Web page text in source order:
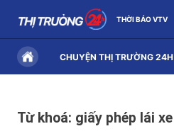
THỜI BÁO VTV
CHUYỆN THỊ TRƯỜNG 24H
Từ khoá: giấy phép lái xe